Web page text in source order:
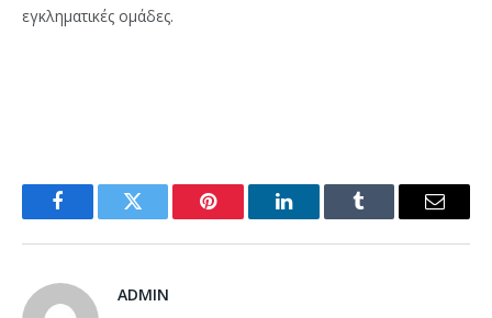
εγκληματικές ομάδες.
FacebookTwitter Pinterest LinkedInTumblr Email
ADMIN